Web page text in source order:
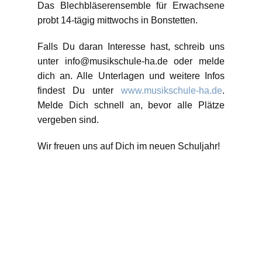
Das Blechbläserensemble für Erwachsene
probt 14-tägig mittwochs in Bonstetten.
Falls Du daran Interesse hast, schreib uns
unter info@musikschule-ha.de oder melde
dich an. Alle Unterlagen und weitere Infos
findest Du unter www.musikschule-ha.de.
Melde Dich schnell an, bevor alle Plätze
vergeben sind.
Wir freuen uns auf Dich im neuen Schuljahr!